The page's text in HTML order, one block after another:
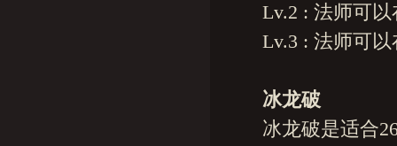
Lv.2 : 法师可以
Lv.3 : 法师可以
冰龙破
冰龙破是适合26